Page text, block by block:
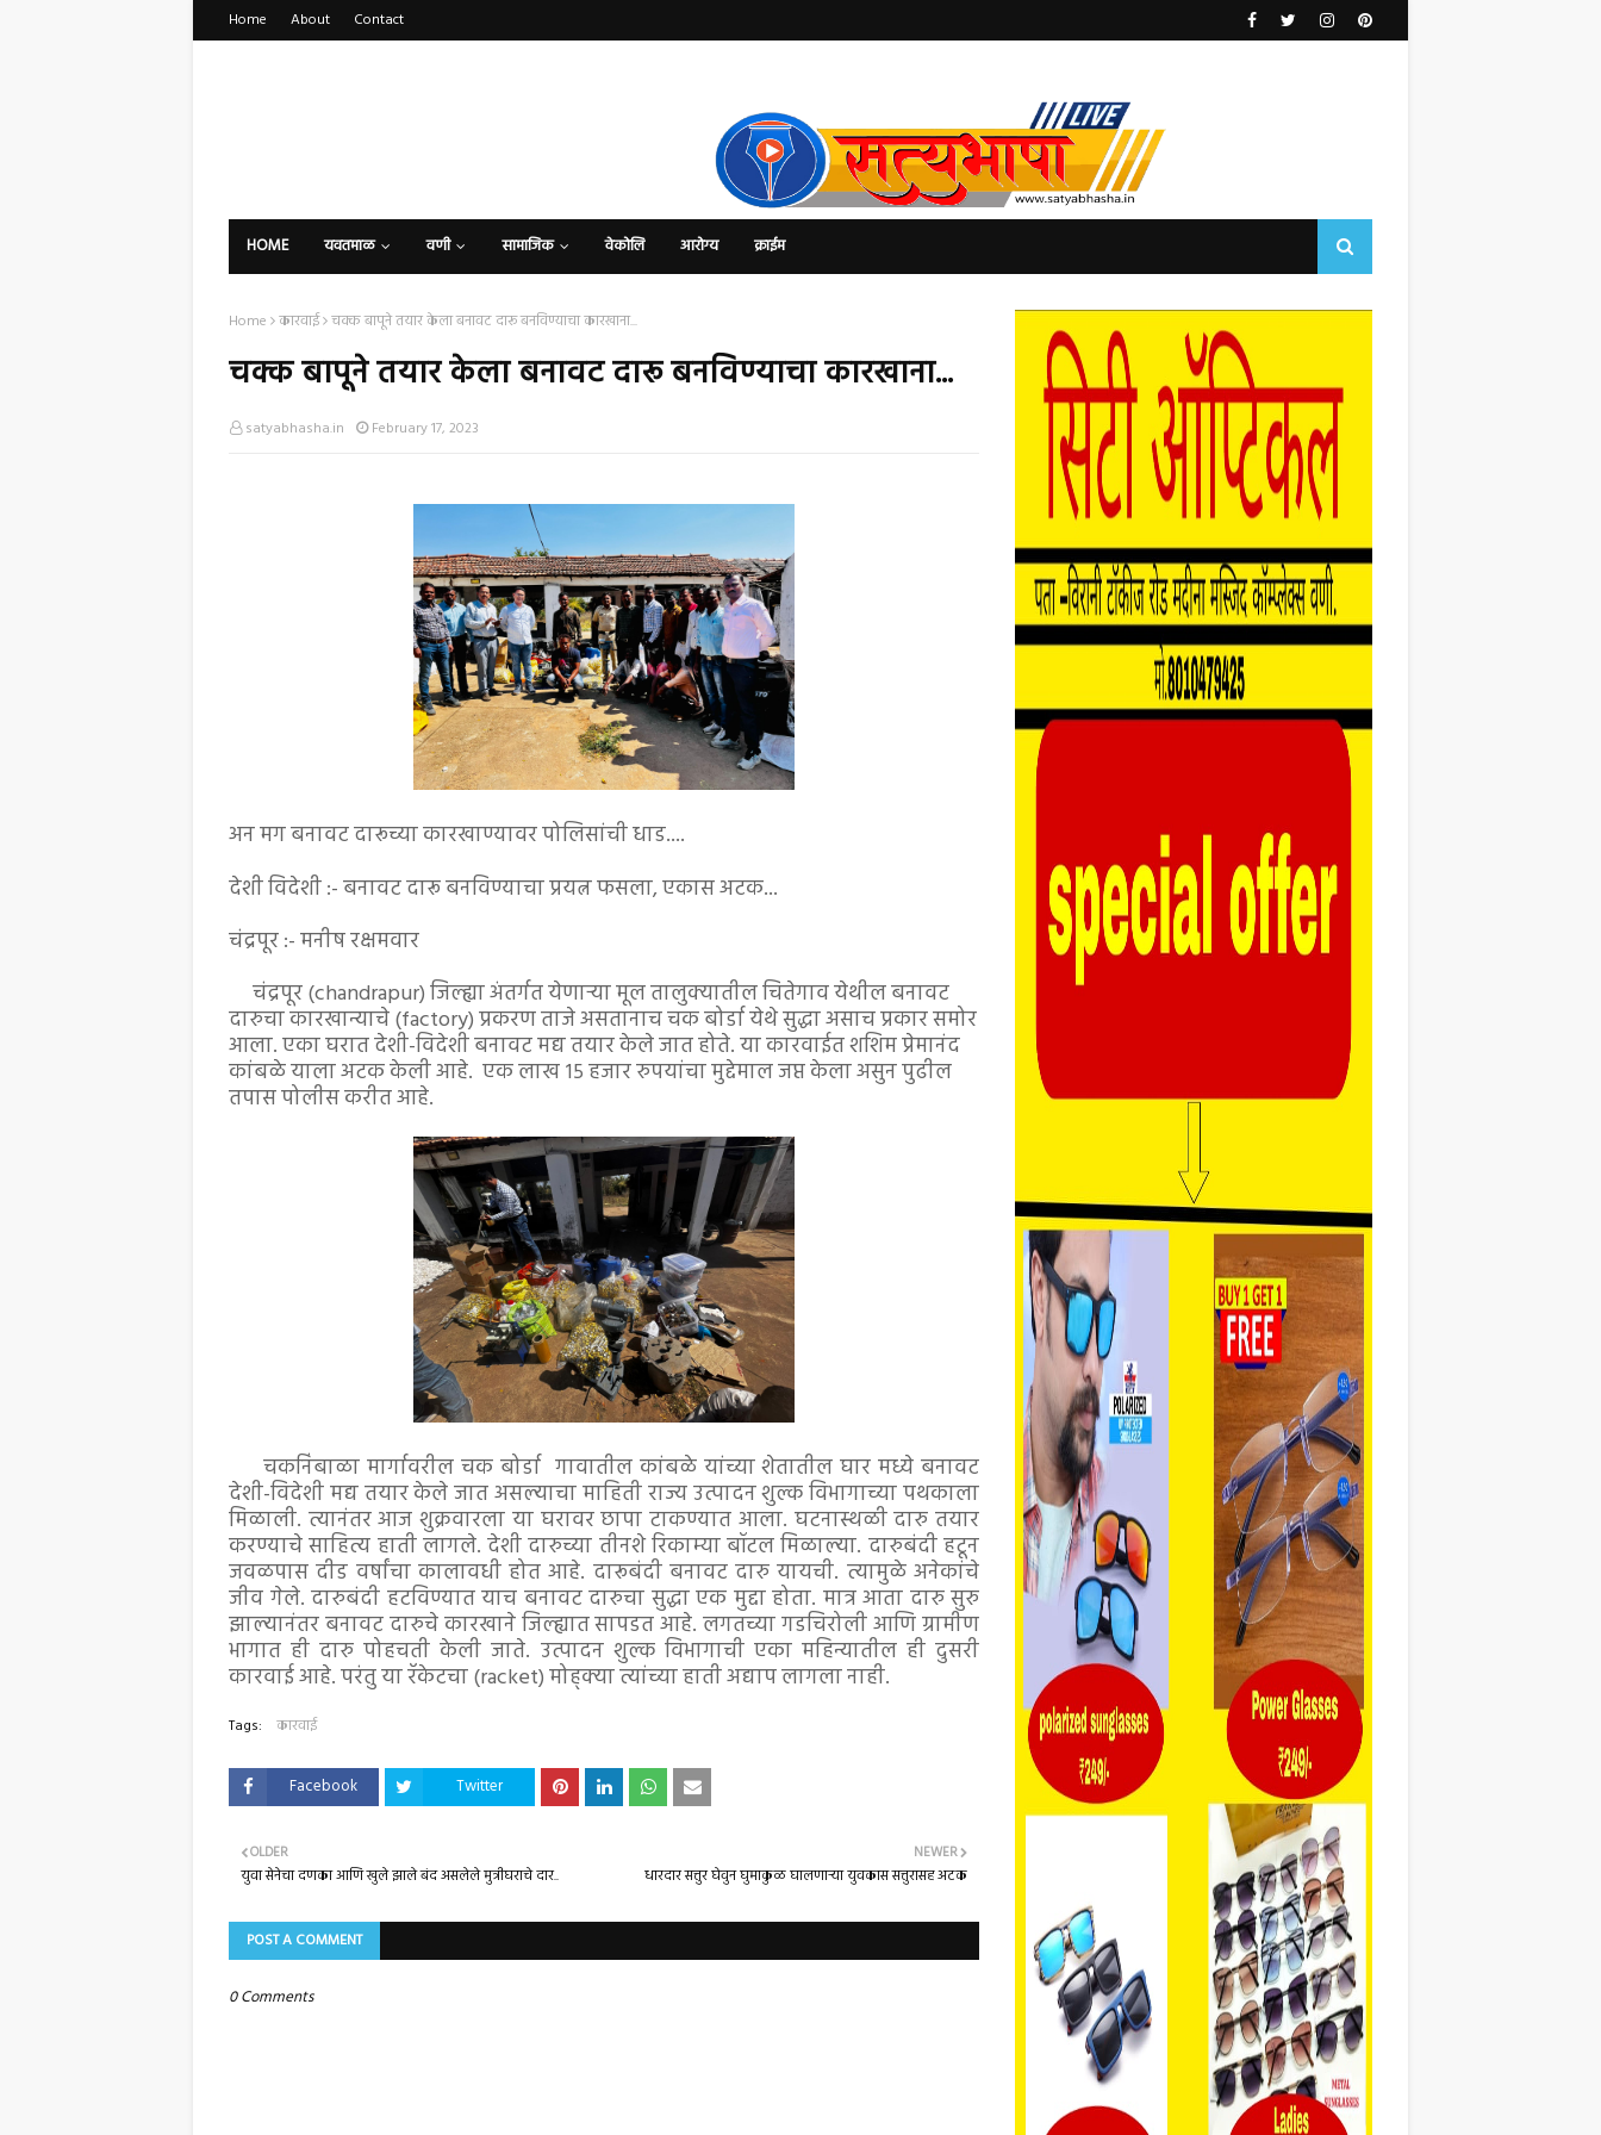
Home About Contact
HOME यवतमाळ वणी सामाजिक वेकोलि आरोग्य क्राईम
Home कारवाई चक्क बापूने तयार केला बनावट दारू बनविण्याचा कारखाना...
चक्क बापूने तयार केला बनावट दारू बनविण्याचा कारखाना...
satyabhasha.in February 17, 2023
अन मग बनावट दारूच्या कारखाण्यावर पोलिसांची धाड....
देशी विदेशी :- बनावट दारू बनविण्याचा प्रयत्न फसला, एकास अटक...
चंद्रपूर :- मनीष रक्षमवार
चंद्रपूर (chandrapur) जिल्ह्या अंतर्गत येणाऱ्या मूल तालुक्यातील चितेगाव येथील बनावट
दारुचा कारखान्याचे (factory) प्रकरण ताजे असतानाच चक बोर्डा येथे सुद्धा असाच प्रकार समोर
आला. एका घरात देशी-विदेशी बनावट मद्य तयार केले जात होते. या कारवाईत शशिम प्रेमानंद
कांबळे याला अटक केली आहे. एक लाख १५ हजार रुपयांचा मुद्देमाल जप्त केला असुन पुढील
तपास पोलीस करीत आहे.
चकनिंबाळा मार्गावरील चक बोर्डा गावातील कांबळे यांच्या शेतातील घार मध्ये बनावट
देशी-विदेशी मद्य तयार केले जात असल्याचा माहिती राज्य उत्पादन शुल्क विभागाच्या पथकाला
मिळाली. त्यानंतर आज शुक्रवारला या घरावर छापा टाकण्यात आला. घटनास्थळी दारु तयार
करण्याचे साहित्य हाती लागले. देशी दारुच्या तीनशे रिकाम्या बॉटल मिळाल्या. दारुबंदी हटून
जवळपास दीड वर्षांचा कालावधी होत आहे. दारूबंदी बनावट दारु यायची. त्यामुळे अनेकांचे
जीव गेले. दारुबंदी हटविण्यात याच बनावट दारुचा सुद्धा एक मुद्दा होता. मात्र आता दारु सुरु
झाल्यानंतर बनावट दारुचे कारखाने जिल्ह्यात सापडत आहे. लगतच्या गडचिरोली आणि ग्रामीण
भागात ही दारु पोहचती केली जाते. उत्पादन शुल्क विभागाची एका महिन्यातील ही दुसरी
कारवाई आहे. परंतु या रॅकेटचा (racket) मोह्क्या त्यांच्या हाती अद्याप लागला नाही.
Tags: कारवाई
Facebook Twitter
NEWER
धारदार सत्तुर घेवुन घुमाकुळ घालणाऱ्या युवकास सत्तुरासह अटक
OLDER
युवा सेनेचा दणका आणि खुले झाले बंद असलेले मुत्रीघराचे दार..
POST A COMMENT
0 Comments